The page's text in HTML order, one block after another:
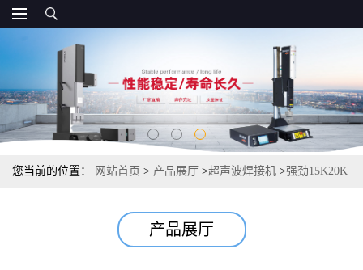
您当前的位置： 网站首页 > 产品展厅 >超声波焊接机 >强劲15K20K
产品展厅